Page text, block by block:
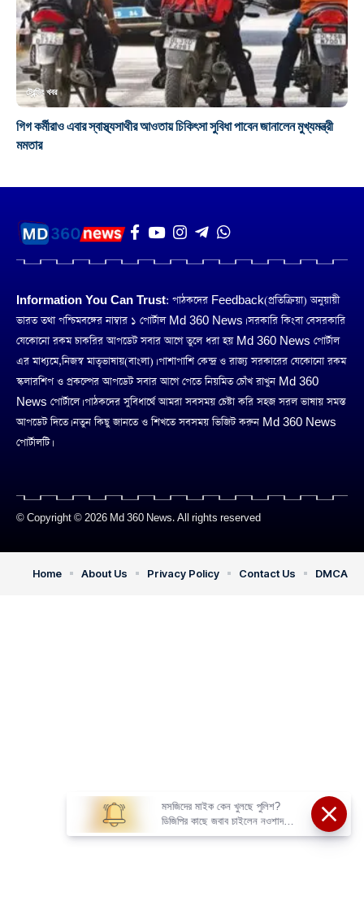
ট্রেন্ডিং খবর
গিগ কর্মীরাও এবার স্বাস্থ্যসাথীর আওতায় চিকিৎসা সুবিধা পাবেন জানালেন মুখ্যমন্ত্রী
মমতার
Information You Can Trust: পাঠকদের Feedback(প্রতিক্রিয়া) অনুয়ায়ী
ভারত তথা পশ্চিমবঙ্গের নাম্বার ১ পোর্টাল Md 360 News। সরকারি কিংবা বেসরকারি
যেকোনো রকম চাকরির আপডেট সবার আগে তুলে ধরা হয় Md 360 News পোর্টাল
এর মাধ্যমে,নিজস্ব মাতৃভাষায়(বাংলা)। পাশাপাশি কেন্দ্র ও রাজ্য সরকারের যেকোনো রকম
স্কলারশিপ ও প্রকল্পের আপডেট সবার আগে পেতে নিয়মিত চোঁখ রাখুন Md 360
News পোর্টালে। পাঠকদের সুবিধার্থে আমরা সবসময় চেষ্টা করি সহজ সরল ভাষায় সমস্ত
আপডেট দিতে। নতুন কিছু জানতে ও শিখতে সবসময় ভিজিট করুন Md 360 News
পোর্টালটি।
© Copyright © 2026 Md 360 News. All rights reserved
Home About Us Privacy Policy Contact Us DMCA
মসজিদের মাইক কেন খুলছে পুলিশ?
ডিজিপির কাছে জবাব চাইলেন নওশাদ
সিদ্দিকী; ব্যাখ্যা না মিললে আইনি পদক্ষেপের